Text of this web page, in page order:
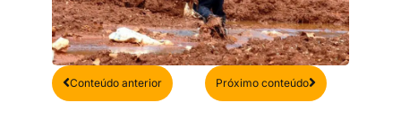
Anterior
Conteúdo anterior Próximo conteúdoPróximo